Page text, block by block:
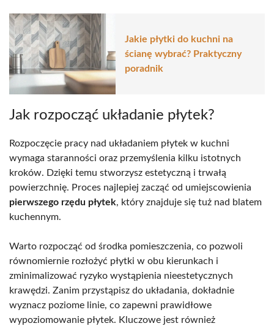
Jakie płytki do kuchni na
ścianę wybrać? Praktyczny
poradnik
Jak rozpocząć układanie płytek?
Rozpoczęcie pracy nad układaniem płytek w kuchni
wymaga staranności oraz przemyślenia kilku istotnych
kroków. Dzięki temu stworzysz estetyczną i trwałą
powierzchnię. Proces najlepiej zacząć od umiejscowienia
pierwszego rzędu płytek, który znajduje się tuż nad blatem
kuchennym.
Warto rozpocząć od środka pomieszczenia, co pozwoli
równomiernie rozłożyć płytki w obu kierunkach i
zminimalizować ryzyko wystąpienia nieestetycznych
krawędzi. Zanim przystąpisz do układania, dokładnie
wyznacz poziome linie, co zapewni prawidłowe
wypoziomowanie płytek. Kluczowe jest również